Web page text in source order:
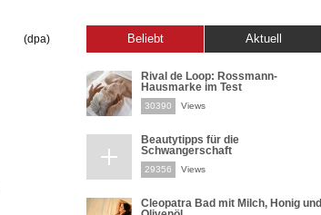
(dpa) Beliebt Aktuell
Rival de Loop: Rossmann-
Hausmarke im Test
30390 Views
Beautytipps für die
Schwangerschaft
29356 Views
Cleopatra Bad mit Milch, Honig und